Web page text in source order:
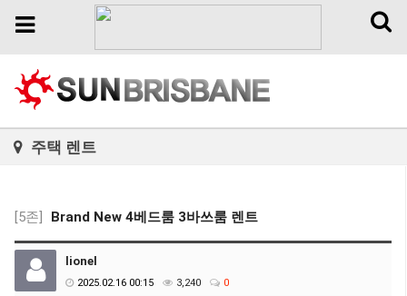
Toggle
Toggle
주택 렌트
[5존] Brand New 4베드룸 3바쓰룸 렌트
lionel
2025.02.16 00:15 3,240 0